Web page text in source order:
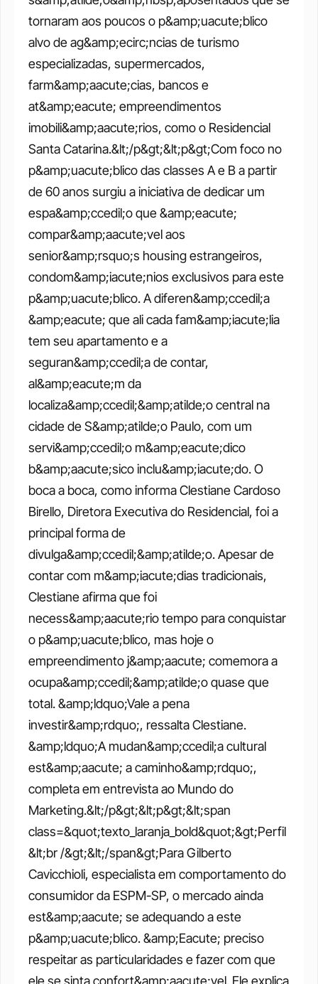
tornaram aos poucos o p&amp;uacute;blico
alvo de ag&amp;ecirc;ncias de turismo
especializadas, supermercados,
farm&amp;aacute;cias, bancos e
at&amp;eacute; empreendimentos
imobili&amp;aacute;rios, como o Residencial
Santa Catarina.&lt;/p&gt;&lt;p&gt;Com foco no
p&amp;uacute;blico das classes A e B a partir
de 60 anos surgiu a iniciativa de dedicar um
espa&amp;ccedil;o que &amp;eacute;
compar&amp;aacute;vel aos
senior&amp;rsquo;s housing estrangeiros,
condom&amp;iacute;nios exclusivos para este
p&amp;uacute;blico. A diferen&amp;ccedil;a
&amp;eacute; que ali cada fam&amp;iacute;lia
tem seu apartamento e a
seguran&amp;ccedil;a de contar,
al&amp;eacute;m da
localiza&amp;ccedil;&amp;atilde;o central na
cidade de S&amp;atilde;o Paulo, com um
servi&amp;ccedil;o m&amp;eacute;dico
b&amp;aacute;sico inclu&amp;iacute;do. O
boca a boca, como informa Clestiane Cardoso
Birello, Diretora Executiva do Residencial, foi a
principal forma de
divulga&amp;ccedil;&amp;atilde;o. Apesar de
contar com m&amp;iacute;dias tradicionais,
Clestiane afirma que foi
necess&amp;aacute;rio tempo para conquistar
o p&amp;uacute;blico, mas hoje o
empreendimento j&amp;aacute; comemora a
ocupa&amp;ccedil;&amp;atilde;o quase que
total. &amp;ldquo;Vale a pena
investir&amp;rdquo;, ressalta Clestiane.
&amp;ldquo;A mudan&amp;ccedil;a cultural
est&amp;aacute; a caminho&amp;rdquo;,
completa em entrevista ao Mundo do
Marketing.&lt;/p&gt;&lt;p&gt;&lt;span
class=&quot;texto_laranja_bold&quot;&gt;Perfil
&lt;br /&gt;&lt;/span&gt;Para Gilberto
Cavicchioli, especialista em comportamento do
consumidor da ESPM-SP, o mercado ainda
est&amp;aacute; se adequando a este
p&amp;uacute;blico. &amp;Eacute; preciso
respeitar as particularidades e fazer com que
ele se sinta confort&amp;aacute;vel. Ele explica